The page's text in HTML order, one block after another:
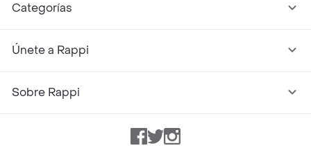
Categorías
Únete a Rappi
Sobre Rappi
Facebook
TwitterInstagram